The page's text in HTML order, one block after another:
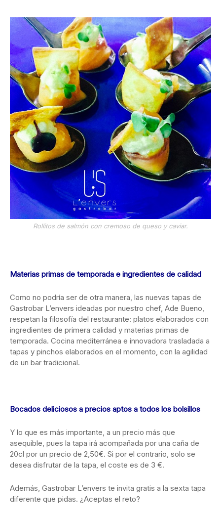
Rollitos de salmón con cremoso de queso y caviar.
Materias primas de temporada e ingredientes de calidad
Como no podría ser de otra manera, las nuevas tapas de
Gastrobar L’envers ideadas por nuestro chef, Ade Bueno,
respetan la filosofía del restaurante: platos elaborados con
ingredientes de primera calidad y materias primas de
temporada. Cocina mediterránea e innovadora trasladada a
tapas y pinchos elaborados en el momento, con la agilidad
de un bar tradicional.
Bocados deliciosos a precios aptos a todos los bolsillos
Y lo que es más importante, a un precio más que
asequible, pues la tapa irá acompañada por una caña de
20cl por un precio de 2,50€. Si por el contrario, solo se
desea disfrutar de la tapa, el coste es de 3 €.
Además, Gastrobar L’envers te invita gratis a la sexta tapa
diferente que pidas. ¿Aceptas el reto?